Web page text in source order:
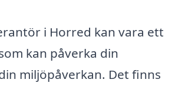
i Horred kan vara ett
kan påverka din
miljöpåverkan. Det finns